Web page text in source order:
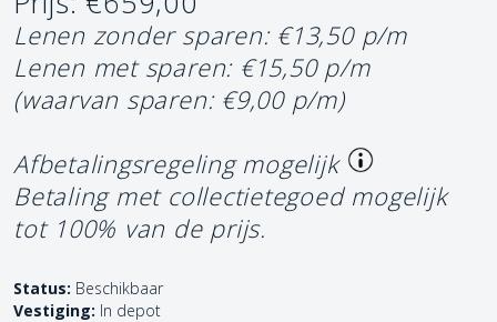
Lenen zonder sparen: €13,50 p/m
Lenen met sparen: €15,50 p/m
(waarvan sparen: €9,00 p/m)
Afbetalingsregeling mogelijk
Betaling met collectietegoed mogelijk
tot 100% van de prijs.
Status: Beschikbaar
Vestiging: In depot